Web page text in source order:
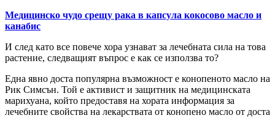
Медицинско чудо срещу рака в капсула кокосово масло и
канабис
И след като все повече хора узнават за лечебната сила на това
растение, следващият въпрос е как се използва то?
Една явно доста популярна възможност е конопеното масло на
Рик Симсън. Той е активист и защитник на медицинската
марихуана, който предоставя на хората информация за
лечебните свойства на лекарствата от конопено масло от доста